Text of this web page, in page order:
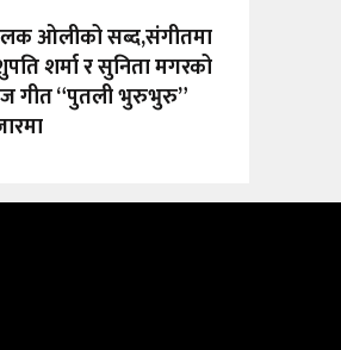
ओलीको सब्द,संगीतमा
शर्मा र सुनिता मगरको
गीत “पुतली भुरुभुरु”